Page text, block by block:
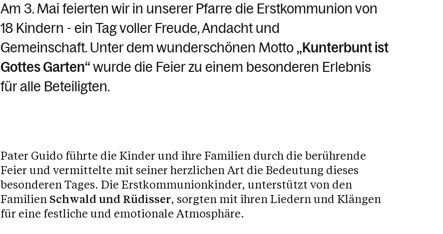
Am 3. Mai feierten wir in unserer Pfarre die Erstkommunion von
18 Kindern - ein Tag voller Freude, Andacht und
Gemeinschaft. Unter dem wunderschönen Motto „Kunterbunt ist
Gottes Garten“wurde die Feier zu einem besonderen Erlebnis
für alle Beteiligten.
Pater Guido führte die Kinder und ihre Familien durch die berührende
Feier und vermittelte mit seiner herzlichen Art die Bedeutung dieses
besonderen Tages. Die Erstkommunionkinder, unterstützt von den
Familien Schwald und Rüdisser, sorgten mit ihren Liedern und Klängen
für eine festliche und emotionale Atmosphäre.